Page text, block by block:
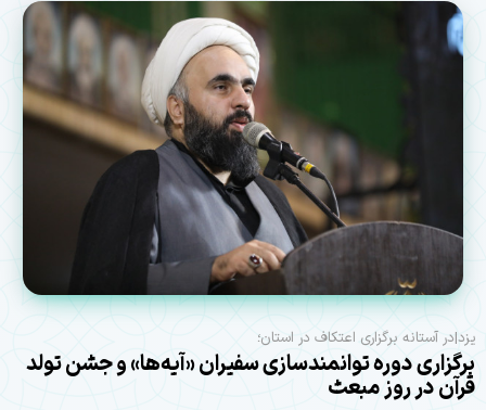
یزد|در آستانه برگزاری اعتکاف در استان؛
برگزاری دوره توانمندسازی سفیران «آیه‌ها» و جشن تولد
قرآن در روز مبعث